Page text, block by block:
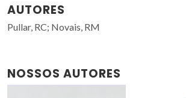
AUTORES
Pullar, RC; Novais, RM
NOSSOS AUTORES